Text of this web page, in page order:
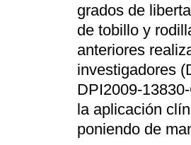
grados de
de tobillo y
anteriores
investigadores
DPI2009-
la aplicación
poniendo de